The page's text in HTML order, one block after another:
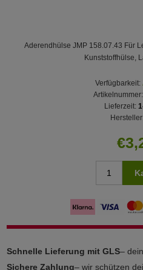
Aderendhülse JMP 158.07.43 Für
Kunststoffhülse,
Verfügbarkeit:
Artikelnummer:
Lieferzeit:
Schnelle Lieferung mit GLS–
Sichere Zahlung– wir schützen